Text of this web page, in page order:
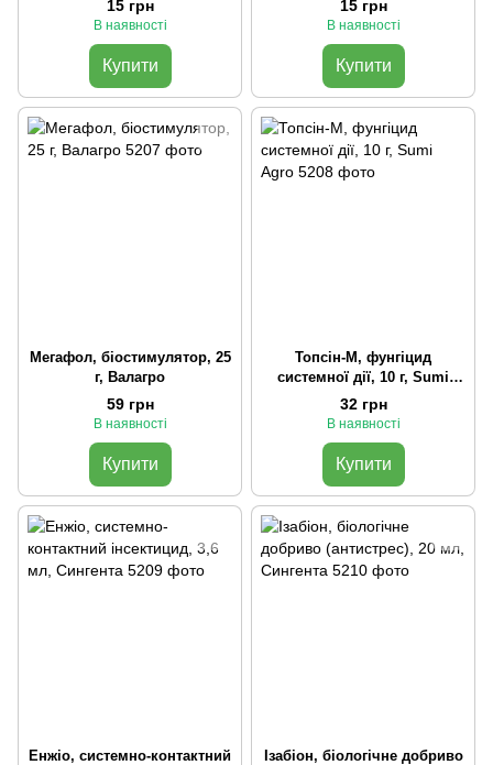
15 грн
В наявності
Купити
15 грн
В наявності
Купити
Мегафол, біостимулятор, 25
г, Валагро
59 грн
В наявності
Купити
Топсін-М, фунгіцид
системної дії, 10 г, Sumi
Agro
32 грн
В наявності
Купити
Енжіо, системно-контактний
Ізабіон, біологічне добриво